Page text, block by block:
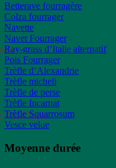
Post Type
Betterave fourragère
Colza fourrager
Navette
Navet Fourrager
Ray-grass d’Italie alternatif
Pois Fourrager
Trèfle d’Alexandrie
Trèfle micheli
Trèfle de perse
Trèfle Incarnat
Trèfle Squarrosum
Vesce velue
Moyenne durée